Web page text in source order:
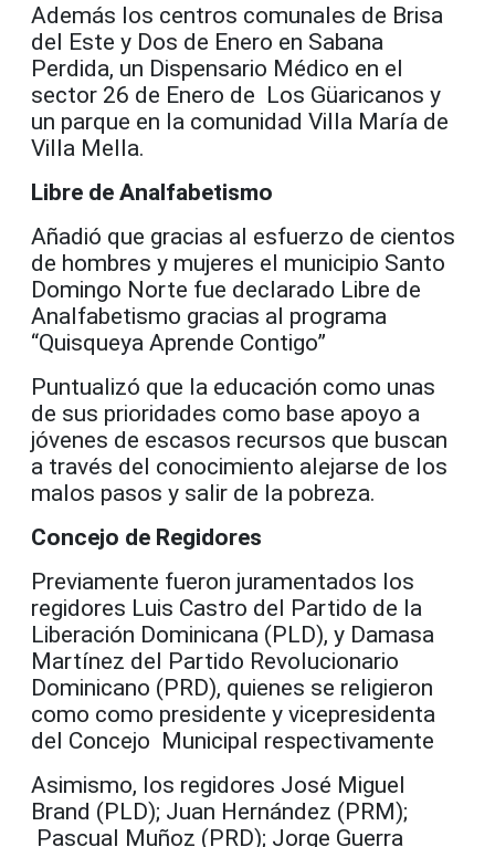
Además los centros comunales de Brisa
del Este y Dos de Enero en Sabana
Perdida, un Dispensario Médico en el
sector 26 de Enero de Los Güaricanos y
un parque en la comunidad Villa María de
Villa Mella.
Libre de Analfabetismo
Añadió que gracias al esfuerzo de cientos
de hombres y mujeres el municipio Santo
Domingo Norte fue declarado Libre de
Analfabetismo gracias al programa
“Quisqueya Aprende Contigo”
Puntualizó que la educación como unas
de sus prioridades como base apoyo a
jóvenes de escasos recursos que buscan
a través del conocimiento alejarse de los
malos pasos y salir de la pobreza.
Concejo de Regidores
Previamente fueron juramentados los
regidores Luis Castro del Partido de la
Liberación Dominicana (PLD), y Damasa
Martínez del Partido Revolucionario
Dominicano (PRD), quienes se religieron
como como presidente y vicepresidenta
del Concejo Municipal respectivamente
Asimismo, los regidores José Miguel
Brand (PLD); Juan Hernández (PRM);
Pascual Muñoz (PRD); Jorge Guerra